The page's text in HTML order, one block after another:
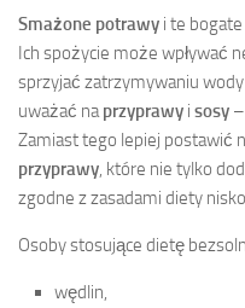
Smażone potrawy i te
Ich spożycie może wpływać
sprzyjać zatrzymywaniu
uważać naprzyprawy i sosy
Zamiast tego lepiej postawić
przyprawy, które nie tylko
zgodne z zasadami diety
Osoby stosujące dietę
wędlin,